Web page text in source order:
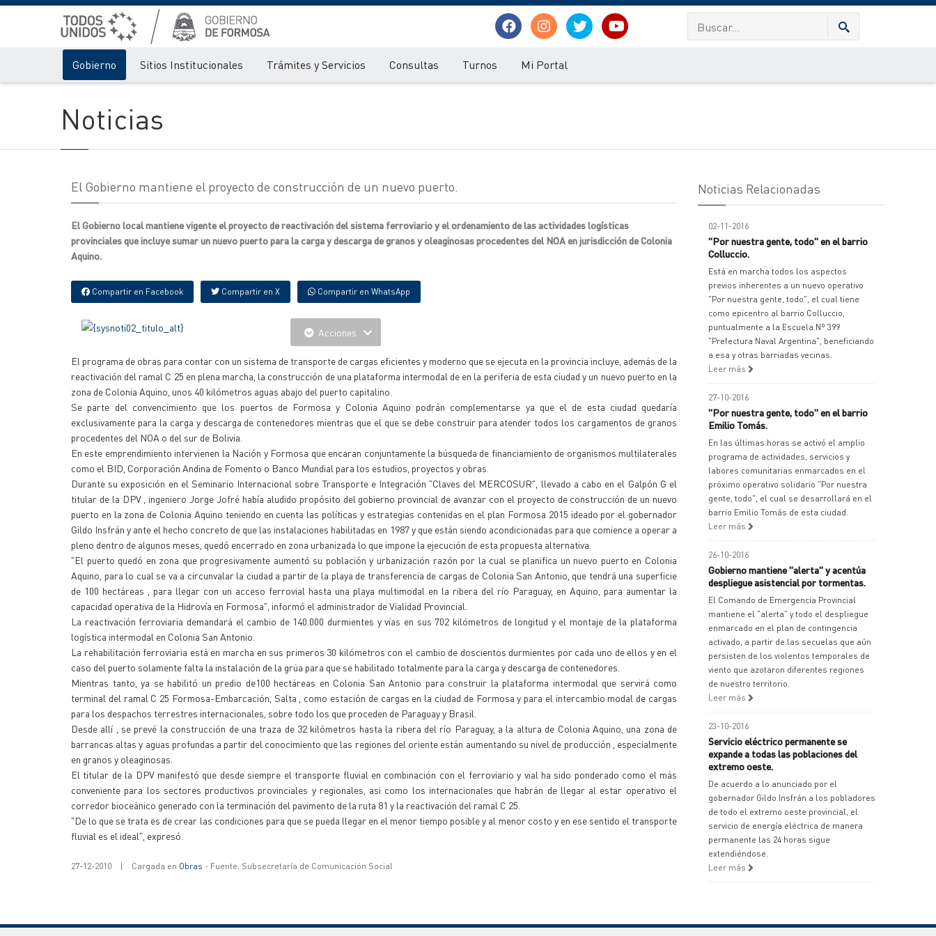
Gobierno Sitios Institucionales Trámites y Servicios Consultas Turnos Mi Portal
Noticias
El Gobierno mantiene el proyecto de construcción de un nuevo puerto.
El Gobierno local mantiene vigente el proyecto de reactivación del sistema ferroviario y el ordenamiento de las actividades logísticas
provinciales que incluye sumar un nuevo puerto para la carga y descarga de granos y oleaginosas procedentes del NOA en jurisdicción de Colonia
Aquino.
Compartir en Facebook Compartir en X Compartir en WhatsApp
Acciones
El programa de obras para contar con un sistema de transporte de cargas eficientes y moderno que se ejecuta en la provincia incluye, además de la
reactivación del ramal C 25 en plena marcha, la construcción de una plataforma intermodal de en la periferia de esta ciudad y un nuevo puerto en la
zona de Colonia Aquino, unos 40 kilómetros aguas abajo del puerto capitalino.
Se parte del convencimiento que los puertos de Formosa y Colonia Aquino podrán complementarse ya que el de esta ciudad quedaría
exclusivamente para la carga y descarga de contenedores mientras que el que se debe construir para atender todos los cargamentos de granos
procedentes del NOA o del sur de Bolivia.
En este emprendimiento intervienen la Nación y Formosa que encaran conjuntamente la búsqueda de financiamiento de organismos multilaterales
como el BID, Corporación Andina de Fomento o Banco Mundial para los estudios, proyectos y obras.
Durante su exposición en el Seminario Internacional sobre Transporte e Integración "Claves del MERCOSUR", llevado a cabo en el Galpón G el
titular de la DPV , ingeniero Jorge Jofré había aludido propósito del gobierno provincial de avanzar con el proyecto de construcción de un nuevo
puerto en la zona de Colonia Aquino teniendo en cuenta las políticas y estrategias contenidas en el plan Formosa 2015 ideado por el gobernador
Gildo Insfrán y ante el hecho concreto de que las instalaciones habilitadas en 1987 y que están siendo acondicionadas para que comience a operar a
pleno dentro de algunos meses, quedó encerrado en zona urbanizada lo que impone la ejecución de esta propuesta alternativa.
"El puerto quedó en zona que progresivamente aumentó su población y urbanización razón por la cual se planifica un nuevo puerto en Colonia
Aquino, para lo cual se va a circunvalar la ciudad a partir de la playa de transferencia de cargas de Colonia San Antonio, que tendrá una superficie
de 100 hectáreas , para llegar con un acceso ferrovial hasta una playa multimodal en la ribera del río Paraguay, en Aquino, para aumentar la
capacidad operativa de la Hidrovía en Formosa", informó el administrador de Vialidad Provincial.
La reactivación ferroviaria demandará el cambio de 140.000 durmientes y vías en sus 702 kilómetros de longitud y el montaje de la plataforma
logística intermodal en Colonia San Antonio.
La rehabilitación ferroviaria está en marcha en sus primeros 30 kilómetros con el cambio de doscientos durmientes por cada uno de ellos y en el
caso del puerto solamente falta la instalación de la grúa para que se habilitado totalmente para la carga y descarga de contenedores.
Mientras tanto, ya se habilitó un predio de100 hectáreas en Colonia San Antonio para construir la plataforma intermodal que servirá como
terminal del ramal C 25 Formosa-Embarcación, Salta , como estación de cargas en la ciudad de Formosa y para el intercambio modal de cargas
para los despachos terrestres internacionales, sobre todo los que proceden de Paraguay y Brasil.
Desde allí , se prevé la construcción de una traza de 32 kilómetros hasta la ribera del río Paraguay, a la altura de Colonia Aquino, una zona de
barrancas altas y aguas profundas a partir del conocimiento que las regiones del oriente están aumentando su nivel de producción , especialmente
en granos y oleaginosas.
El titular de la DPV manifestó que desde siempre el transporte fluvial en combinación con el ferroviario y vial ha sido ponderado como el más
conveniente para los sectores productivos provinciales y regionales, asi como los internacionales que habrán de llegar al estar operativo el
corredor bioceánico generado con la terminación del pavimento de la ruta 81 y la reactivación del ramal C 25.
"De lo que se trata es de crear las condiciones para que se pueda llegar en el menor tiempo posible y al menor costo y en ese sentido el transporte
fluvial es el ideal", expresó.
27-12-2010 | Cargada en Obras - Fuente: Subsecretaría de Comunicación Social
Noticias Relacionadas
02-11-2016
"Por nuestra gente, todo" en el barrio
Colluccio.
Está en marcha todos los aspectos
previos inherentes a un nuevo operativo
"Por nuestra gente, todo", el cual tiene
como epicentro al barrio Colluccio,
puntualmente a la Escuela Nº 399
"Prefectura Naval Argentina", beneficiando
a esa y otras barriadas vecinas.
Leer más
27-10-2016
"Por nuestra gente, todo" en el barrio
Emilio Tomás.
En las últimas horas se activó el amplio
programa de actividades, servicios y
labores comunitarias enmarcados en el
próximo operativo solidario "Por nuestra
gente, todo", el cual se desarrollará en el
barrio Emilio Tomás de esta ciudad.
Leer más
26-10-2016
Gobierno mantiene "alerta" y acentúa
despliegue asistencial por tormentas.
El Comando de Emergencia Provincial
mantiene el "alerta" y todo el despliegue
enmarcado en el plan de contingencia
activado, a partir de las secuelas que aún
persisten de los violentos temporales de
viento que azotaron diferentes regiones
de nuestro territorio.
Leer más
23-10-2016
Servicio eléctrico permanente se
expande a todas las poblaciones del
extremo oeste.
De acuerdo a lo anunciado por el
gobernador Gildo Insfrán a los pobladores
de todo el extremo oeste provincial, el
servicio de energía eléctrica de manera
permanente las 24 horas sigue
extendiéndose.
Leer más